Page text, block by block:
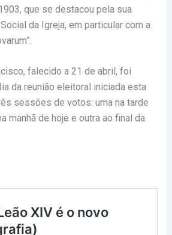
que se destacou pela sua
da Igreja, em particular com a
falecido a 21 de abril, foi
da reunião eleitoral iniciada esta
sessões de votos: uma na tarde
manhã de hoje e outra ao final da